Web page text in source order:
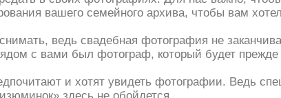
вашего семейного архива, чтобы вам
ведь свадебная фотография не
с вами был фотограф, который будет прежде
и хотят увидеть фотографии. Ведь